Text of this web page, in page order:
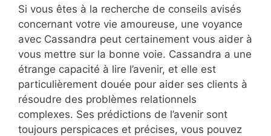
Si vous êtes à la recherche de conseils avisés
concernant votre vie amoureuse, une voyance
avec Cassandra peut certainement vous aider à
vous mettre sur la bonne voie. Cassandra a une
étrange capacité à lire l’avenir, et elle est
particulièrement douée pour aider ses clients à
résoudre des problèmes relationnels
complexes. Ses prédictions de l’avenir sont
toujours perspicaces et précises, vous pouvez